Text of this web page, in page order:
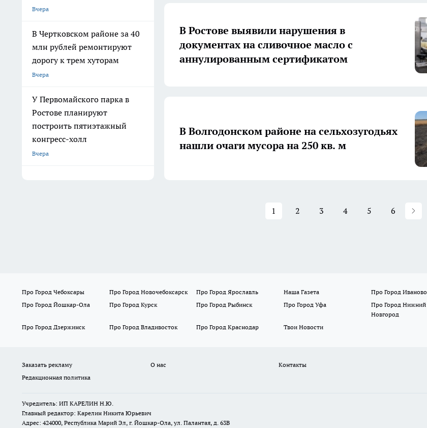
Вчера
В Чертковском районе за 40
млн рублей ремонтируют
дорогу к трем хуторам
Вчера
У Первомайского парка в
Ростове планируют
построить пятиэтажный
конгресс-холл
Вчера
В Ростове выявили нарушения в
документах на сливочное масло с
аннулированным сертификатом
В Волгодонском районе на сельхозугодьях
нашли очаги мусора на 250 кв. м
1 2 3 4 5 6
Про Город Чебоксары Про Город Новочебоксарск Про Город Ярославль Наша Газета
Про Город Иваново
Про Город Йошкар-Ола
Про Город Курск Про Город Рыбинск Про Город Уфа
Про Город Нижний
Новгород
Про Город Дзержинск
Про Город Владивосток Про Город Краснодар Твои Новости
Заказать рекламу О нас
Контакты
Редакционная политика
Учредитель: ИП КАРЕЛИН Н.Ю.
Главный редактор: Карелин Никита Юрьевич
Адрес: 424000, Республика Марий Эл, г. Йошкар-Ола, ул. Палантая, д. 63В